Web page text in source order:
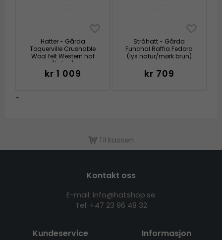
Hatter - Gårda
Toquerville Crushable
Wool felt Western hat
(beige)
kr 1 009
Stråhatt - Gårda
Funchal Raffia Fedora
(lys natur/mørk brun)
kr 709
-
Til kassen
Kontakt oss
E-mail: info@hatshop.se
Tel: +47 23 96 48 32
Kundeservice Informasjon